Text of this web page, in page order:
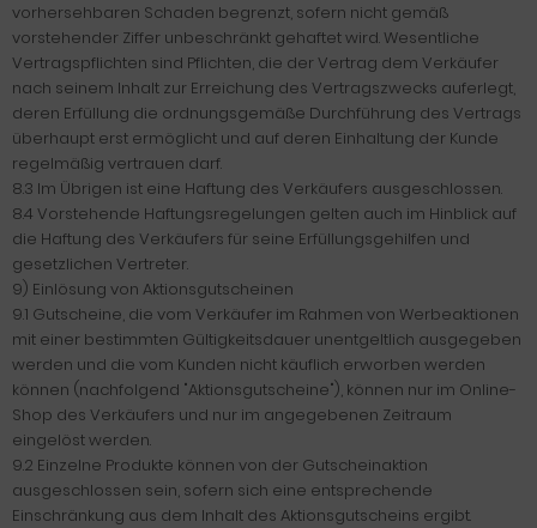
vorhersehbaren Schaden begrenzt, sofern nicht gemäß
vorstehender Ziffer unbeschränkt gehaftet wird. Wesentliche
Vertragspflichten sind Pflichten, die der Vertrag dem Verkäufer
nach seinem Inhalt zur Erreichung des Vertragszwecks auferlegt,
deren Erfüllung die ordnungsgemäße Durchführung des Vertrags
überhaupt erst ermöglicht und auf deren Einhaltung der Kunde
regelmäßig vertrauen darf.
8.3 Im Übrigen ist eine Haftung des Verkäufers ausgeschlossen.
8.4 Vorstehende Haftungsregelungen gelten auch im Hinblick auf
die Haftung des Verkäufers für seine Erfüllungsgehilfen und
gesetzlichen Vertreter.
9) Einlösung von Aktionsgutscheinen
9.1 Gutscheine, die vom Verkäufer im Rahmen von Werbeaktionen
mit einer bestimmten Gültigkeitsdauer unentgeltlich ausgegeben
werden und die vom Kunden nicht käuflich erworben werden
können (nachfolgend "Aktionsgutscheine"), können nur im Online-
Shop des Verkäufers und nur im angegebenen Zeitraum
eingelöst werden.
9.2 Einzelne Produkte können von der Gutscheinaktion
ausgeschlossen sein, sofern sich eine entsprechende
Einschränkung aus dem Inhalt des Aktionsgutscheins ergibt.